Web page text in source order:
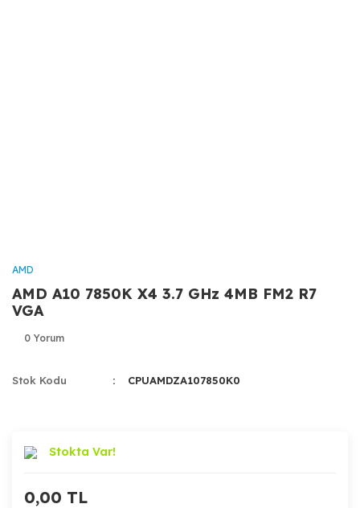
AMD
AMD A10 7850K X4 3.7 GHz 4MB FM2 R7
VGA
0 Yorum
Stok Kodu CPUAMDZA107850K0
Stokta Var!
0,00 TL